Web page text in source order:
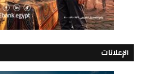
الإعلانات